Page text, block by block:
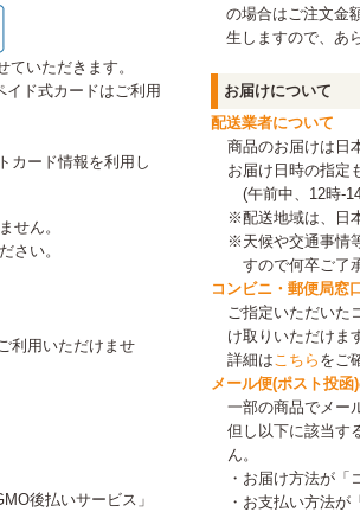
いただきます。
ド式カードはご利用
カード情報を利用し
せん。
さい。
利用いただけませ
後払いサービス」
の場合はご注文金
生しますので、あ
お届けについて
配送業者について
商品のお届けは日
お届け日時の指定
(午前中、12時-
※配送地域は、日
※天候や交通事情
すので何卒ご了
コンビニ・郵便局窓
ご指定いただいた
け取りいただけま
詳細はこちら をご
メール便(ポスト投函
一部の商品でメー
但し以下に該当す
ん。
・お届け方法が「
・お支払い方法が